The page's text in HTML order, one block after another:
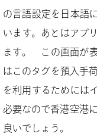
の言語設定を日本語
います。あとはアプ
ます。 この画面が
はこのタグを預入手
を利用するためには
必要なので香港空港
良いでしょう。